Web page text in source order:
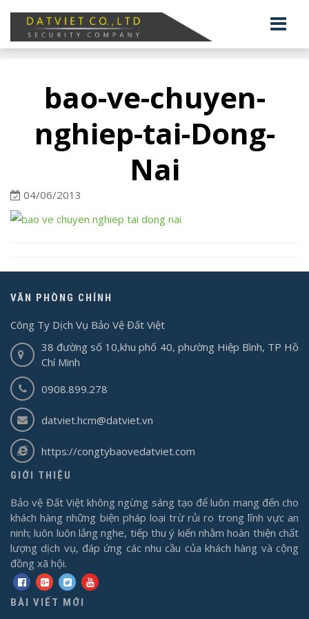
bao-ve-chuyen-
nghiep-tai-Dong-
Nai
04/06/2013
VĂN PHÒNG CHÍNH
Công Ty Dịch Vụ Bảo Vệ Đất Việt
38 đường số 10,khu phố 40, phường Hiệp Bình, TP Hồ
Chí Minh
0908.899.278
datviet.hcm@datviet.vn
https://congtybaovedatviet.com
GIỚI THIỆU
Bảo vệ Đất Việt không ngừng sáng tạo để luôn mang đến cho
khách hàng những biện pháp loại trừ rủi ro trong lĩnh vực an
ninh; luôn luôn lắng nghe, tiếp thu ý kiến nhằm hoàn thiện chất
lượng dịch vụ, đáp ứng các nhu cầu của khách hàng và cộng
đồng xã hội.
BÀI VIẾT MỚI